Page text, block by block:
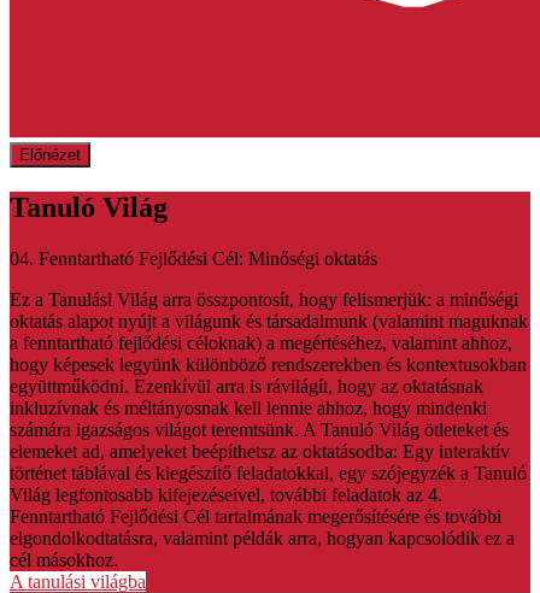
Előnézet
Tanuló Világ
04. Fenntartható Fejlődési Cél: Minőségi oktatás
Ez a Tanulási Világ arra összpontosít, hogy felismerjük: a minőségi
oktatás alapot nyújt a világunk és társadalmunk (valamint maguknak
a fenntartható fejlődési céloknak) a megértéséhez, valamint ahhoz,
hogy képesek legyünk különböző rendszerekben és kontextusokban
együttműködni. Ezenkívül arra is rávilágít, hogy az oktatásnak
inkluzívnak és méltányosnak kell lennie ahhoz, hogy mindenki
számára igazságos világot teremtsünk. A Tanuló Világ ötleteket és
elemeket ad, amelyeket beépíthetsz az oktatásodba: Egy interaktív
történet táblával és kiegészítő feladatokkal, egy szójegyzék a Tanuló
Világ legfontosabb kifejezéseivel, további feladatok az 4.
Fenntartható Fejlődési Cél tartalmának megerősítésére és további
elgondolkodtatásra, valamint példák arra, hogyan kapcsolódik ez a
cél másokhoz.
A tanulási világba